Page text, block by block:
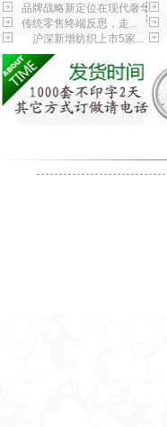
品牌战略新定位在现代奢华
传统零售终端反思，走...
沪深新增纺织上市5家...